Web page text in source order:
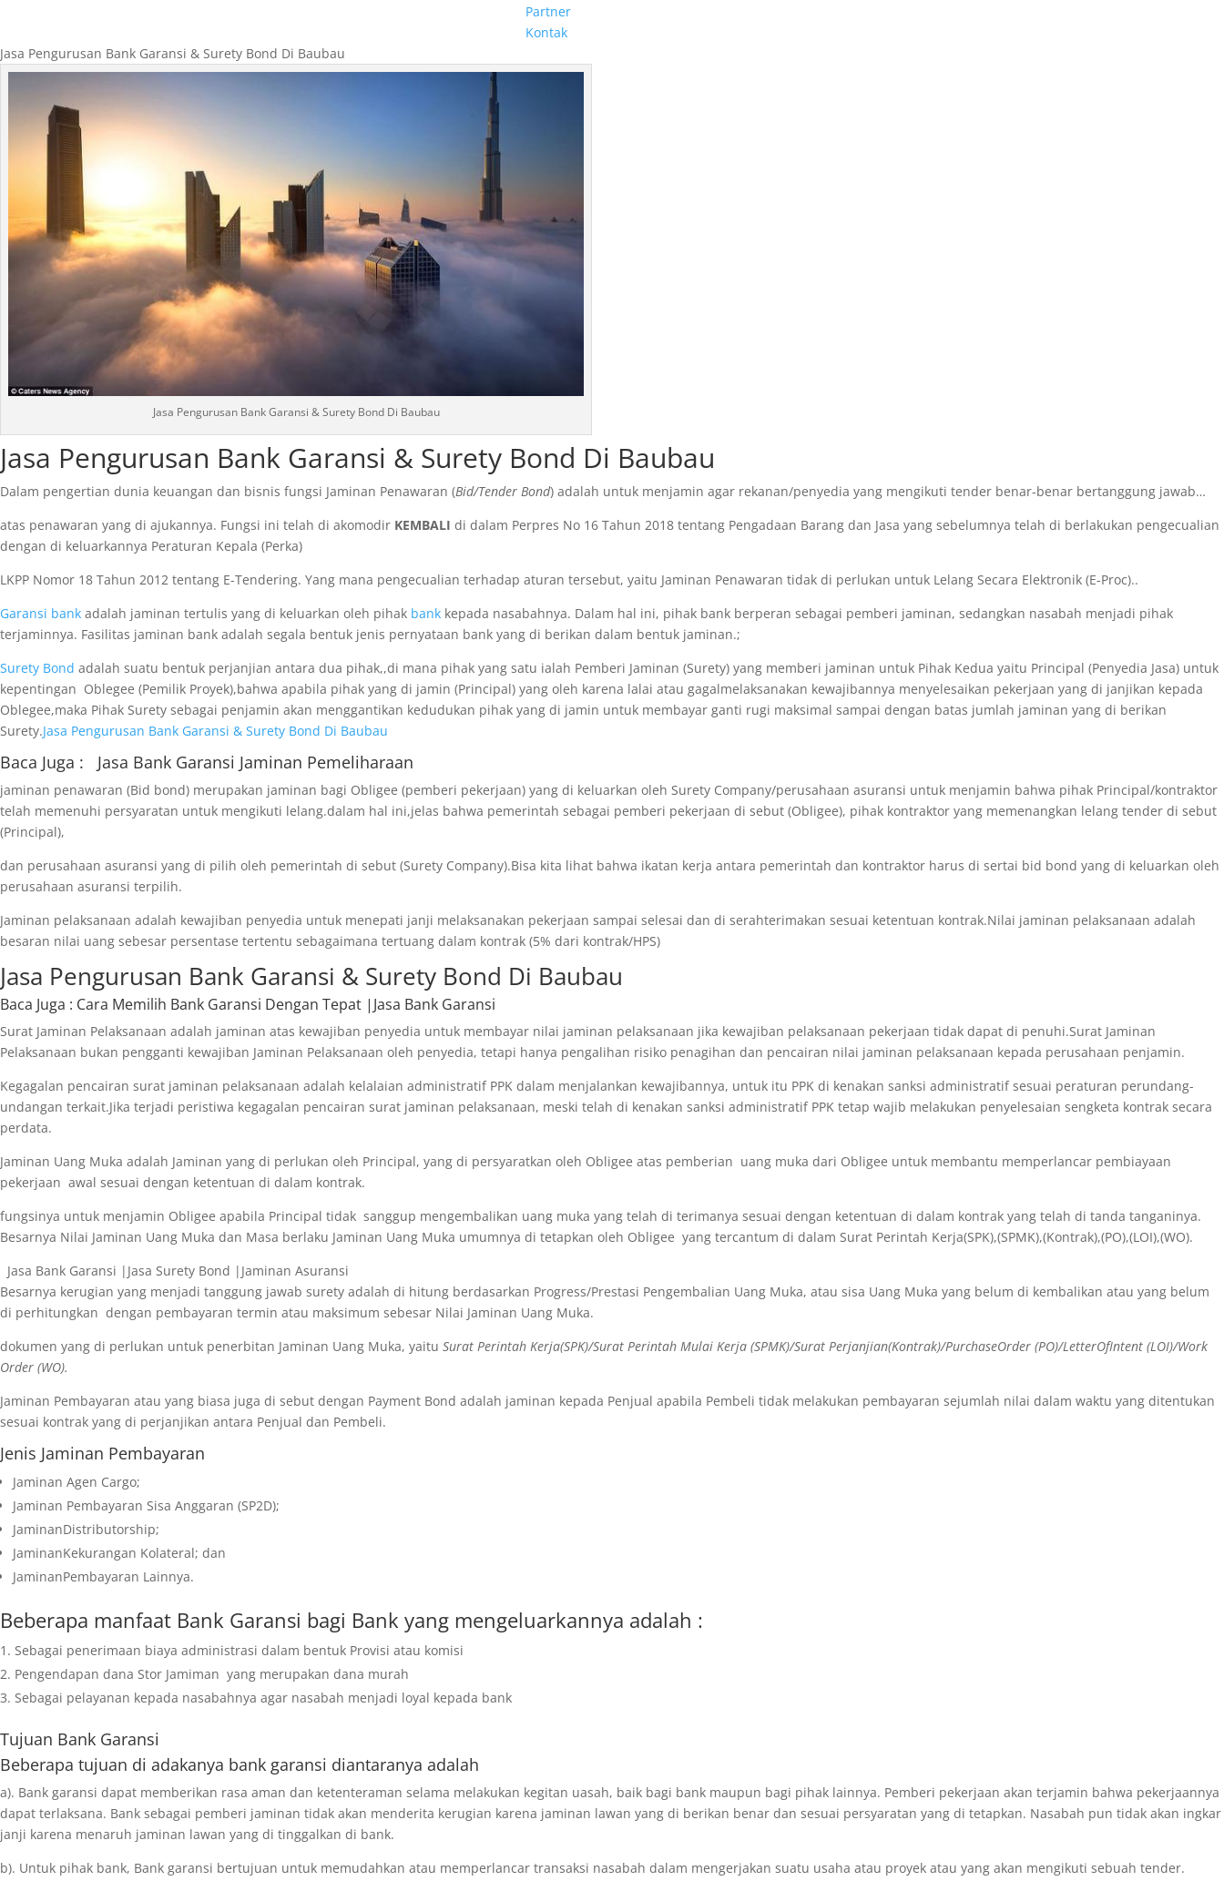
Partner
Kontak
Jasa Pengurusan Bank Garansi & Surety Bond Di Baubau
Jasa Pengurusan Bank Garansi & Surety Bond Di Baubau
Jasa Pengurusan Bank Garansi & Surety Bond Di Baubau
Dalam pengertian dunia keuangan dan bisnis fungsi Jaminan Penawaran (Bid/Tender Bond) adalah untuk menjamin agar rekanan/penyedia yang mengikuti tender benar-benar bertanggung jawab…
atas penawaran yang di ajukannya. Fungsi ini telah di akomodir KEMBALI di dalam Perpres No 16 Tahun 2018 tentang Pengadaan Barang dan Jasa yang sebelumnya telah di berlakukan pengecualian
dengan di keluarkannya Peraturan Kepala (Perka)
LKPP Nomor 18 Tahun 2012 tentang E-Tendering. Yang mana pengecualian terhadap aturan tersebut, yaitu Jaminan Penawaran tidak di perlukan untuk Lelang Secara Elektronik (E-Proc)..
Garansi bank adalah jaminan tertulis yang di keluarkan oleh pihak bank kepada nasabahnya. Dalam hal ini, pihak bank berperan sebagai pemberi jaminan, sedangkan nasabah menjadi pihak
terjaminnya. Fasilitas jaminan bank adalah segala bentuk jenis pernyataan bank yang di berikan dalam bentuk jaminan.;
Surety Bond adalah suatu bentuk perjanjian antara dua pihak,,di mana pihak yang satu ialah Pemberi Jaminan (Surety) yang memberi jaminan untuk Pihak Kedua yaitu Principal (Penyedia Jasa) untuk
kepentingan Oblegee (Pemilik Proyek),bahwa apabila pihak yang di jamin (Principal) yang oleh karena lalai atau gagalmelaksanakan kewajibannya menyelesaikan pekerjaan yang di janjikan kepada
Oblegee,maka Pihak Surety sebagai penjamin akan menggantikan kedudukan pihak yang di jamin untuk membayar ganti rugi maksimal sampai dengan batas jumlah jaminan yang di berikan
Surety.Jasa Pengurusan Bank Garansi & Surety Bond Di Baubau
Baca Juga : Jasa Bank Garansi Jaminan Pemeliharaan
jaminan penawaran (Bid bond) merupakan jaminan bagi Obligee (pemberi pekerjaan) yang di keluarkan oleh Surety Company/perusahaan asuransi untuk menjamin bahwa pihak Principal/kontraktor
telah memenuhi persyaratan untuk mengikuti lelang.dalam hal ini,jelas bahwa pemerintah sebagai pemberi pekerjaan di sebut (Obligee), pihak kontraktor yang memenangkan lelang tender di sebut
(Principal),
dan perusahaan asuransi yang di pilih oleh pemerintah di sebut (Surety Company).Bisa kita lihat bahwa ikatan kerja antara pemerintah dan kontraktor harus di sertai bid bond yang di keluarkan oleh
perusahaan asuransi terpilih.
Jaminan pelaksanaan adalah kewajiban penyedia untuk menepati janji melaksanakan pekerjaan sampai selesai dan di serahterimakan sesuai ketentuan kontrak.Nilai jaminan pelaksanaan adalah
besaran nilai uang sebesar persentase tertentu sebagaimana tertuang dalam kontrak (5% dari kontrak/HPS)
Jasa Pengurusan Bank Garansi & Surety Bond Di Baubau
Baca Juga : Cara Memilih Bank Garansi Dengan Tepat |Jasa Bank Garansi
Surat Jaminan Pelaksanaan adalah jaminan atas kewajiban penyedia untuk membayar nilai jaminan pelaksanaan jika kewajiban pelaksanaan pekerjaan tidak dapat di penuhi.Surat Jaminan
Pelaksanaan bukan pengganti kewajiban Jaminan Pelaksanaan oleh penyedia, tetapi hanya pengalihan risiko penagihan dan pencairan nilai jaminan pelaksanaan kepada perusahaan penjamin.
Kegagalan pencairan surat jaminan pelaksanaan adalah kelalaian administratif PPK dalam menjalankan kewajibannya, untuk itu PPK di kenakan sanksi administratif sesuai peraturan perundang-
undangan terkait.Jika terjadi peristiwa kegagalan pencairan surat jaminan pelaksanaan, meski telah di kenakan sanksi administratif PPK tetap wajib melakukan penyelesaian sengketa kontrak secara
perdata.
Jaminan Uang Muka adalah Jaminan yang di perlukan oleh Principal, yang di persyaratkan oleh Obligee atas pemberian uang muka dari Obligee untuk membantu memperlancar pembiayaan
pekerjaan awal sesuai dengan ketentuan di dalam kontrak.
fungsinya untuk menjamin Obligee apabila Principal tidak sanggup mengembalikan uang muka yang telah di terimanya sesuai dengan ketentuan di dalam kontrak yang telah di tanda tanganinya.
Besarnya Nilai Jaminan Uang Muka dan Masa berlaku Jaminan Uang Muka umumnya di tetapkan oleh Obligee yang tercantum di dalam Surat Perintah Kerja(SPK),(SPMK),(Kontrak),(PO),(LOI),(WO).
Jasa Bank Garansi |Jasa Surety Bond |Jaminan Asuransi
Besarnya kerugian yang menjadi tanggung jawab surety adalah di hitung berdasarkan Progress/Prestasi Pengembalian Uang Muka, atau sisa Uang Muka yang belum di kembalikan atau yang belum
di perhitungkan dengan pembayaran termin atau maksimum sebesar Nilai Jaminan Uang Muka.
dokumen yang di perlukan untuk penerbitan Jaminan Uang Muka, yaitu Surat Perintah Kerja(SPK)/Surat Perintah Mulai Kerja (SPMK)/Surat Perjanjian(Kontrak)/PurchaseOrder (PO)/LetterOfIntent (LOI)/Work
Order (WO).
Jaminan Pembayaran atau yang biasa juga di sebut dengan Payment Bond adalah jaminan kepada Penjual apabila Pembeli tidak melakukan pembayaran sejumlah nilai dalam waktu yang ditentukan
sesuai kontrak yang di perjanjikan antara Penjual dan Pembeli.
Jenis Jaminan Pembayaran
Jaminan Agen Cargo;
Jaminan Pembayaran Sisa Anggaran (SP2D);
JaminanDistributorship;
JaminanKekurangan Kolateral; dan
JaminanPembayaran Lainnya.
Beberapa manfaat Bank Garansi bagi Bank yang mengeluarkannya adalah :
Sebagai penerimaan biaya administrasi dalam bentuk Provisi atau komisi
Pengendapan dana Stor Jamiman yang merupakan dana murah
Sebagai pelayanan kepada nasabahnya agar nasabah menjadi loyal kepada bank
Tujuan Bank Garansi
Beberapa tujuan di adakanya bank garansi diantaranya adalah
a). Bank garansi dapat memberikan rasa aman dan ketenteraman selama melakukan kegitan uasah, baik bagi bank maupun bagi pihak lainnya. Pemberi pekerjaan akan terjamin bahwa pekerjaannya
dapat terlaksana. Bank sebagai pemberi jaminan tidak akan menderita kerugian karena jaminan lawan yang di berikan benar dan sesuai persyaratan yang di tetapkan. Nasabah pun tidak akan ingkar
janji karena menaruh jaminan lawan yang di tinggalkan di bank.
b). Untuk pihak bank, Bank garansi bertujuan untuk memudahkan atau memperlancar transaksi nasabah dalam mengerjakan suatu usaha atau proyek atau yang akan mengikuti sebuah tender.